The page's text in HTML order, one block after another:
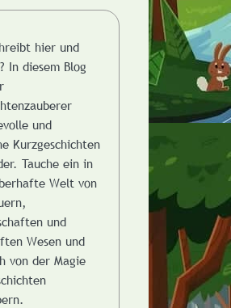
hier und
In diesem Blog
und
Kurzgeschichten
Tauche ein in
Welt von
und
Wesen und
von der Magie